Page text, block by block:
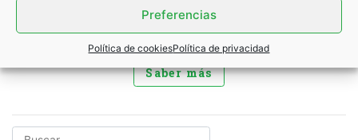
Preferencias
Política de cookiesPolítica de privacidad
Es muy fácil
ASÓCIATE
Saber más